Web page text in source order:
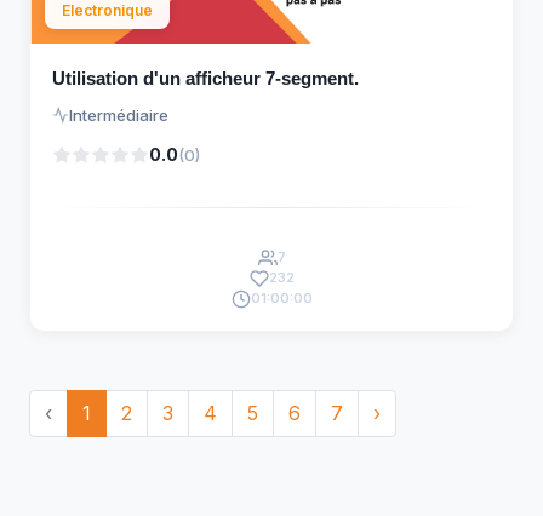
Electronique
Utilisation d'un afficheur 7-segment.
Intermédiaire
0.0(0)
7
232
01:00:00
‹ 1 2 3 4 5 6 7 ›